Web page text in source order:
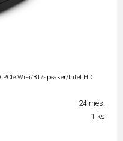
PCIe WiFi/BT/speaker/Intel HD
24 mes.
1 ks